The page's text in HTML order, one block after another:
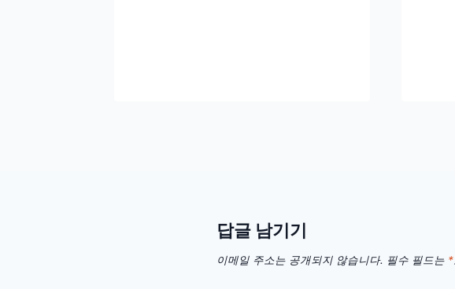
답글 남기기
이메일 주소는 공개되지 않습니다. 필수 필드는 *